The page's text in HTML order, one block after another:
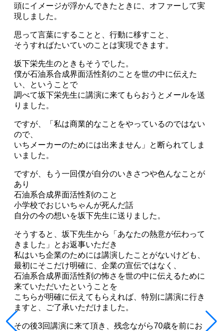
頭にイメージが浮かんできたときに、オファーして実
現しました。
思って言葉にすることと、行動に移すこと、
そうすればたいていのことは実現できます。
坂下栄先生のときもそうでした。
僕が石油系合成界面活性剤のことを世の中に伝えた
い、ということで
調べて坂下栄先生に講演に来てもらおうとメールを送
りました。
ですが、「私は商業的なことをやっているのではない
ので、
いちメーカーのためには出来ません」と断られてしま
いました。
ですが、もう一回僕が自分のいきさつや色んなことが
あり
石油系合成界面活性剤のこと
小学校でおじいちゃんが死んだ話
自分の今の想いを坂下先生に送りました。
そうすると、坂下先生から「あなたの熱意が伝わって
きました」とお返事いただき
私はいち企業のためには講演したことがないけども、
最初にそこだけ明確に、企業の宣伝ではなく、
石油系合成界面活性剤の怖さを世の中に伝えるために
来ていただいたということを
こちらが明確に伝えてもらえれば、特別に講演に行き
ますと、ご了承いただけました。
その後3回講演に来て頂き、残念ながら70歳を前にお